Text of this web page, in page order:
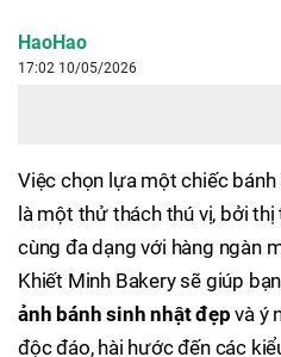
HaoHao
17:02 10/05/2026
Việc chọn lựa một chiếc
là một thử thách thú vị, bởi
cùng đa dạng với hàng ngàn
Khiết Minh Bakery sẽ giúp
ảnh bánh sinh nhật đẹp và ý
độc đáo, hài hước đến các